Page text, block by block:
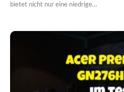
bietet nicht nur eine niedrige…